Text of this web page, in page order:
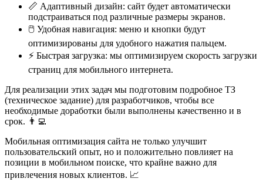
📏 Адаптивный дизайн: сайт будет автоматически
подстраиваться под различные размеры экранов.
🖱️ Удобная навигация: меню и кнопки будут
оптимизированы для удобного нажатия пальцем.
⚡ Быстрая загрузка: мы оптимизируем скорость загрузки
страниц для мобильного интернета.
Для реализации этих задач мы подготовим подробное ТЗ
(техническое задание) для разработчиков, чтобы все
необходимые доработки были выполнены качественно и в
срок. 👨‍💻
Мобильная оптимизация сайта не только улучшит
пользовательский опыт, но и положительно повлияет на
позиции в мобильном поиске, что крайне важно для
привлечения новых клиентов. 📈